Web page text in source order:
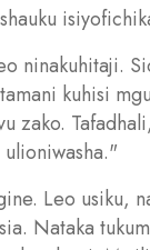
ninakuhitaji.
kuhisi
zako.
Leo usiku,
Nataka